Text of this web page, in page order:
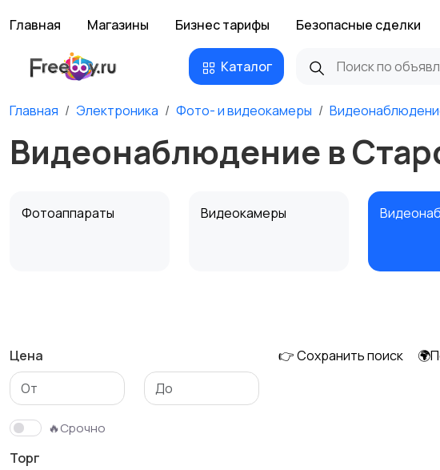
Главная Магазины Бизнес тарифы Безопасные сделки
Каталог
Главная Электроника Фото- и видеокамеры
Видеонаблюдение в
Фотоаппараты Видеокамеры
Цена
🔥Срочно
Торг
👉 Сохранить поиск